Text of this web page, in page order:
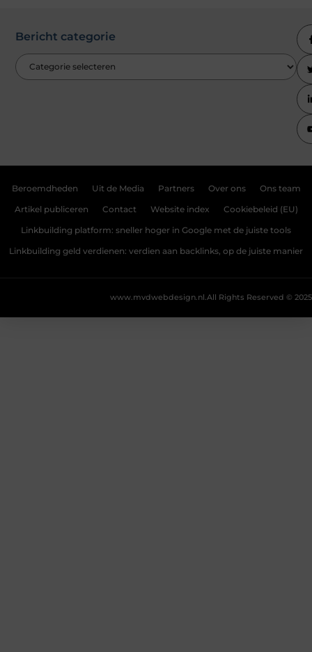
Bericht categorie
Beroemdheden Uit de Media Partners Over ons Ons team
Artikel publiceren Contact Website index Cookiebeleid (EU)
Linkbuilding platform: sneller hoger in Google met de juiste tools
Linkbuilding geld verdienen: verdien aan backlinks, op de juiste manier
All Rights Reserved © 2025
www.mvdwebdesign.nl.